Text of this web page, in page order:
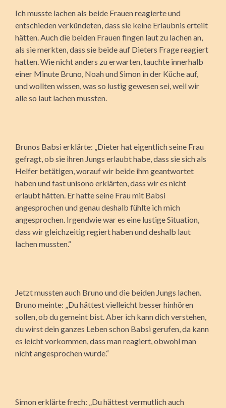
Ich musste lachen als beide Frauen reagierte und
entschieden verkündeten, dass sie keine Erlaubnis erteilt
hätten. Auch die beiden Frauen fingen laut zu lachen an,
als sie merkten, dass sie beide auf Dieters Frage reagiert
hatten. Wie nicht anders zu erwarten, tauchte innerhalb
einer Minute Bruno, Noah und Simon in der Küche auf,
und wollten wissen, was so lustig gewesen sei, weil wir
alle so laut lachen mussten.
Brunos Babsi erklärte: „Dieter hat eigentlich seine Frau
gefragt, ob sie ihren Jungs erlaubt habe, dass sie sich als
Helfer betätigen, worauf wir beide ihm geantwortet
haben und fast unisono erklärten, dass wir es nicht
erlaubt hätten. Er hatte seine Frau mit Babsi
angesprochen und genau deshalb fühlte ich mich
angesprochen. Irgendwie war es eine lustige Situation,
dass wir gleichzeitig regiert haben und deshalb laut
lachen mussten.“
Jetzt mussten auch Bruno und die beiden Jungs lachen.
Bruno meinte: „Du hättest vielleicht besser hinhören
sollen, ob du gemeint bist. Aber ich kann dich verstehen,
du wirst dein ganzes Leben schon Babsi gerufen, da kann
es leicht vorkommen, dass man reagiert, obwohl man
nicht angesprochen wurde.“
Simon erklärte frech: „Du hättest vermutlich auch